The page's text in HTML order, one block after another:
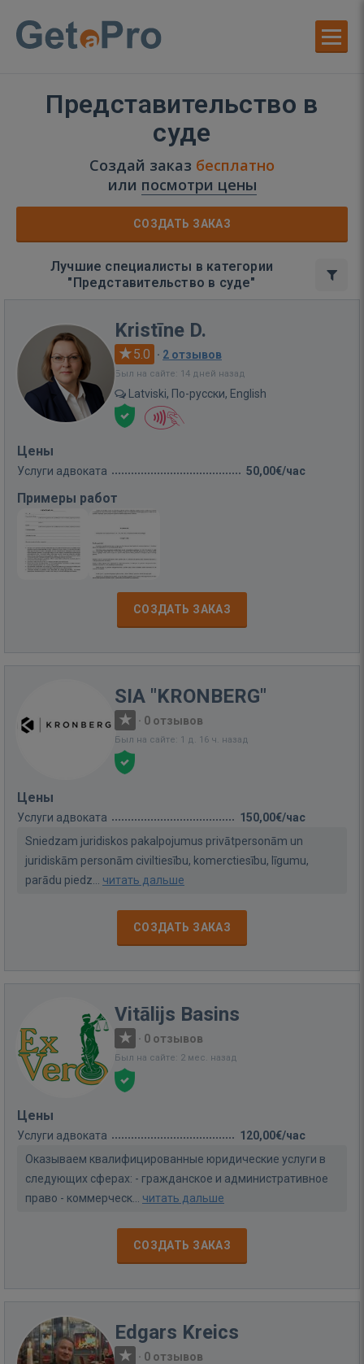
Представительство в
суде
Создай заказ бесплатно
или посмотри цены
СОЗДАТЬ ЗАКАЗ
Лучшие специалисты в категории
"Представительство в суде"
Kristīne D.
5.0 · 2 отзывов
Был на сайте: 14 дней назад
Latviski, По-русски, English
Цены
Услуги адвоката 50,00€/час
Примеры работ
СОЗДАТЬ ЗАКАЗ
SIA "KRONBERG"
· 0 отзывов
Был на сайте: 1 д. 16 ч. назад
Цены
Услуги адвоката
150,00€/час
Sniedzam juridiskos pakalpojumus privātpersonām un
juridiskām personām civiltiesību, komerctiesību, līgumu,
parādu piedz... читать дальше
СОЗДАТЬ ЗАКАЗ
Vitālijs Basins
· 0 отзывов
Был на сайте: 2 мес. назад
Цены
Услуги адвоката
120,00€/час
Оказываем квалифицированные юридические услуги в
следующих сферах: - гражданское и административное
право - коммерческ... читать дальше
СОЗДАТЬ ЗАКАЗ
Edgars Kreics
· 0 отзывов